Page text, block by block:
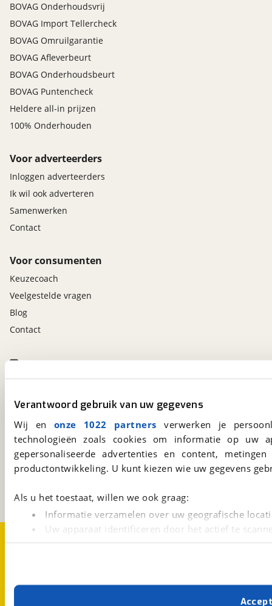
Verantwoord gebruik van uw gegevens
Wij en onze 1022 partners verwerken je
technologieën zoals cookies om informatie op
gepersonaliseerde advertenties en content,
productontwikkeling. U kunt kiezen wie uw gegevens
Als u het toestaat, willen we ook graag:
Informatie verzamelen over uw geografische
Uw apparaat identificeren door het actief te
Met cookies en vergelijkbare technieken zorgen we
BOVAG Onderhoudsvrij
BOVAG Import Tellercheck
BOVAG Omruilgarantie
BOVAG Afleverbeurt
BOVAG Onderhoudsbeurt
BOVAG Puntencheck
Heldere all-in prijzen
100% Onderhouden
Voor adverteerders
Inloggen adverteerders
Ik wil ook adverteren
Samenwerken
Contact
Voor consumenten
Keuzecoach
Veelgestelde vragen
Blog
Contact
viaBOVAG.nl
3981 AJBunnik
BOVAG
Download 'm nu.
Over viaBOVAG.nl Disclaimer- en Privacyverklaring